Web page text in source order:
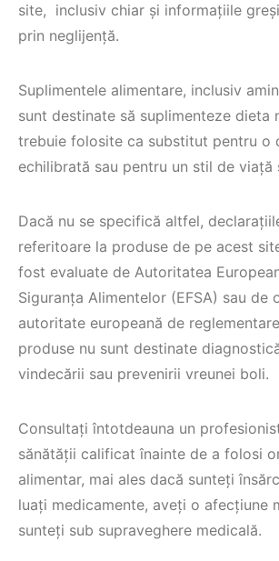
site, inclusiv chiar și informațiile
prin neglijență.
Suplimentele alimentare, inclusiv
sunt destinate să suplimenteze dieta
trebuie folosite ca substitut pentru o
echilibrată sau pentru un stil de viață
Dacă nu se specifică altfel,
referitoare la produse de pe acest
fost evaluate de Autoritatea
Siguranța Alimentelor (EFSA) sau de
autoritate europeană de
produse nu sunt destinate
vindecării sau prevenirii vreunei boli.
Consultați întotdeauna un
sănătății calificat înainte de a folosi
alimentar, mai ales dacă sunteți
luați medicamente, aveți o afecțiune
sunteți sub supraveghere medicală.